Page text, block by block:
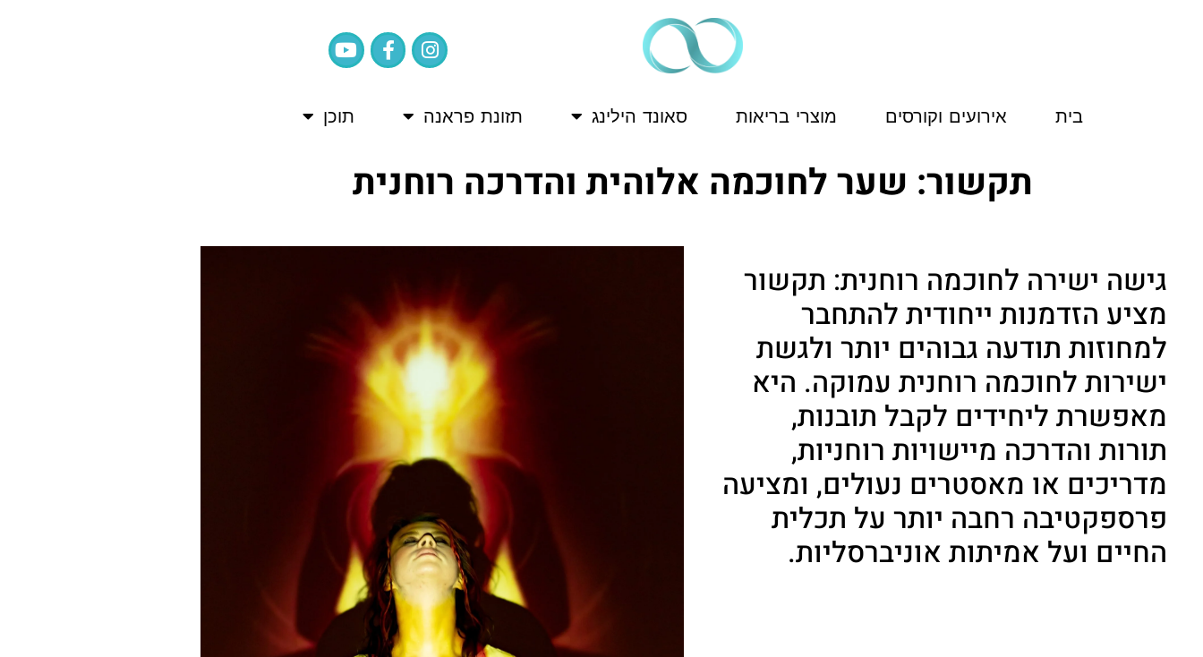
בית אירועים וקורסים מוצרי בריאות סאונד הילינג תזונת פראנה תוכן
תקשור: שער לחוכמה אלוהית והדרכה רוחנית
גישה ישירה לחוכמה רוחנית: תקשור
מציע הזדמנות ייחודית להתחבר
למחוזות תודעה גבוהים יותר ולגשת
ישירות לחוכמה רוחנית עמוקה. היא
מאפשרת ליחידים לקבל תובנות,
תורות והדרכה מיישויות רוחניות,
מדריכים או מאסטרים נעולים, ומציעה
פרספקטיבה רחבה יותר על תכלית
החיים ועל אמיתות אוניברסליות.